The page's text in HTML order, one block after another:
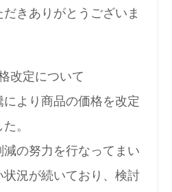
きありがとうございま
改定について
より商品の価格を改定
。
の努力を行なってまい
状況が続いており、検討